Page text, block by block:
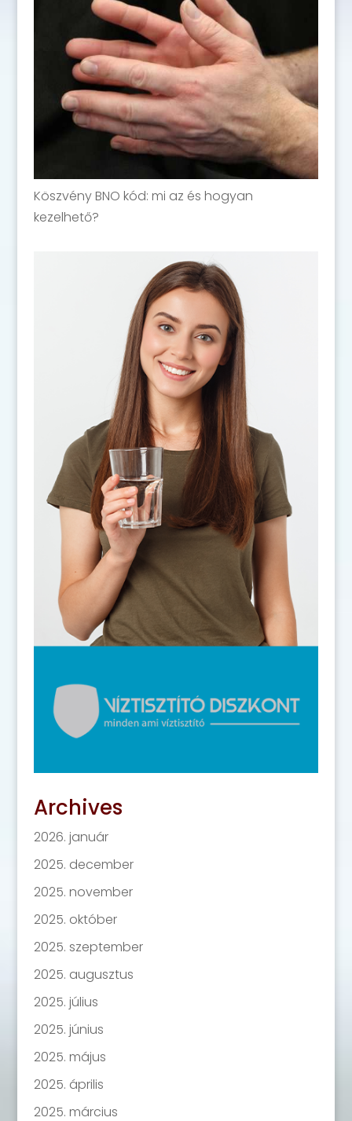
Köszvény BNO kód: mi az és hogyan
kezelhető?
Archives
2026. január
2025. december
2025. november
2025. október
2025. szeptember
2025. augusztus
2025. július
2025. június
2025. május
2025. április
2025. március